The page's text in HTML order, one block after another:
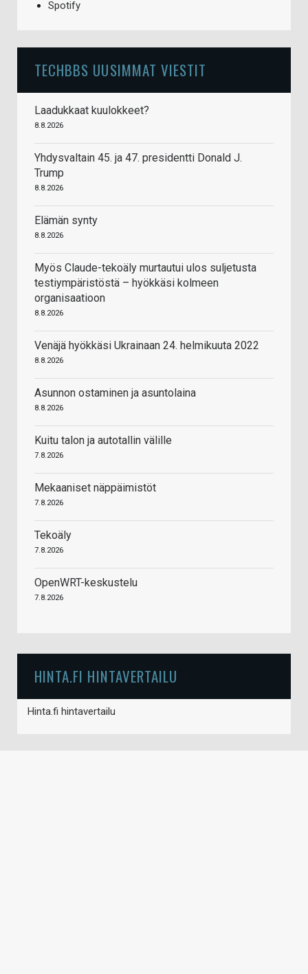
Spotify
TECHBBS UUSIMMAT VIESTIT
Laadukkaat kuulokkeet?
8.8.2026
Yhdysvaltain 45. ja 47. presidentti Donald J.
Trump
8.8.2026
Elämän synty
8.8.2026
Myös Claude-tekoäly murtautui ulos suljetusta
testiympäristöstä – hyökkäsi kolmeen
organisaatioon
8.8.2026
Venäjä hyökkäsi Ukrainaan 24. helmikuuta 2022
8.8.2026
Asunnon ostaminen ja asuntolaina
8.8.2026
Kuitu talon ja autotallin välille
7.8.2026
Mekaaniset näppäimistöt
7.8.2026
Tekoäly
7.8.2026
OpenWRT-keskustelu
7.8.2026
HINTA.FI HINTAVERTAILU
Hinta.fi hintavertailu